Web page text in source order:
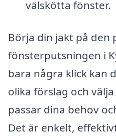
välskötta fönster.
Börja din jakt på den
fönsterputsningen i
bara några klick kan
olika förslag och
passar dina behov
Det är enkelt,